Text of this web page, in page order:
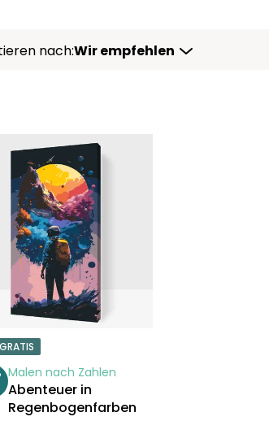
nach:Wir empfehlen
Malen nach Zahlen
Abenteuer in
Regenbogenfarben